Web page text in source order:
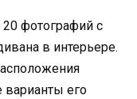
фотографий с
в интерьере.
варианты его